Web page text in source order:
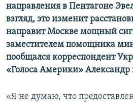
направления в Пентагоне
взгляд, это изменит
направит Москве мощный
заместителем помощника
пообщался корреспондент
«Голоса Америки» Александр
«Я не думаю, что